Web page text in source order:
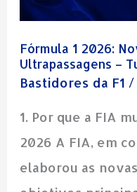
Fórmula 1 2026:
Ultrapassagens –
Bastidores da F1 /
1. Por que a FIA
2026 A FIA, em
elaborou as
e
–
Tudo
Mudou!